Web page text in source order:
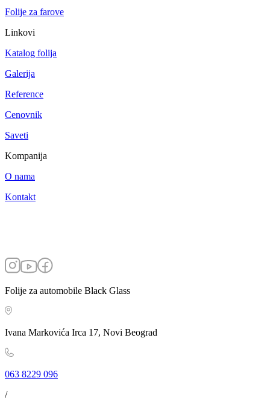
Folije za farove
Linkovi
Katalog folija
Galerija
Reference
Cenovnik
Saveti
Kompanija
O nama
Kontakt
Folije za automobile Black Glass
Ivana Markovića Irca 17, Novi Beograd
063 8229 096
/